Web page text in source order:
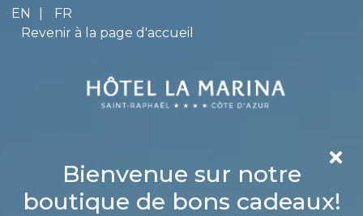
Cart Item Added: {0}, Current Quantity: {1}
Shopping Cart cleared
Pop-up opened: Terms and Conditions.
Pop-up opened: Data protection policies.
Edit GiftCard closing
Edit GiftCard closed
EN
FR
Revenir à la page d'accueil
Bienvenue sur notre
boutique de bons cadeaux!